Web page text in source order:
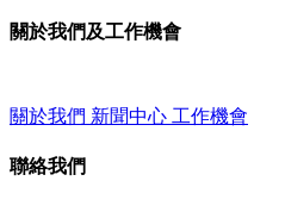
關於我們及工作機會
關於我們 新聞中心 工作機會
聯絡我們